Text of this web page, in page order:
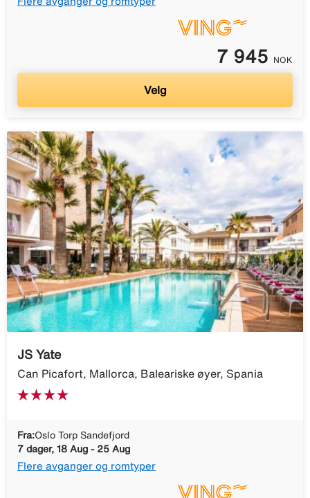
7 945 NOK
Velg
JS Yate
Can Picafort, Mallorca, Baleariske øyer, Spania
Fra:Oslo Torp Sandefjord
7 dager, 18 Aug - 25 Aug
Flere avganger og romtyper